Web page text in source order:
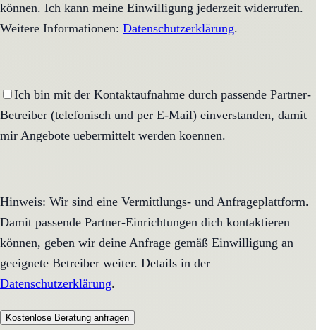
können. Ich kann meine Einwilligung jederzeit widerrufen.
Weitere Informationen: Datenschutzerklärung.
Ich bin mit der Kontaktaufnahme durch passende Partner-
Betreiber (telefonisch und per E-Mail) einverstanden, damit
mir Angebote uebermittelt werden koennen.
Hinweis: Wir sind eine Vermittlungs- und Anfrageplattform.
Damit passende Partner-Einrichtungen dich kontaktieren
können, geben wir deine Anfrage gemäß Einwilligung an
geeignete Betreiber weiter. Details in der
Datenschutzerklärung.
Kostenlose Beratung anfragen